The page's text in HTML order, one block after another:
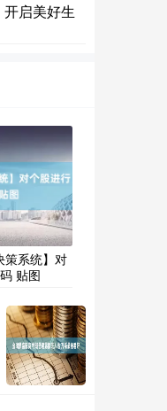
启美好生
策系统】对
贴图